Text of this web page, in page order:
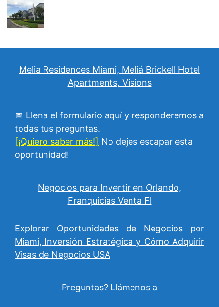
Melia Residences Miami, Meliá Brickell Hotel
Apartments, Visions
📅 Llena el formulario aquí y responderemos a
todas tus preguntas.
[¡Quiero saber más!] No dejes escapar esta
oportunidad!
Negocios para Invertir en Orlando,
Franquicias Venta Fl
Explorar Oportunidades de Negocios por
Miami, Inversión Estratégica y Cómo Adquirir
Visas de Negocios USA
Preguntas? Llámenos a